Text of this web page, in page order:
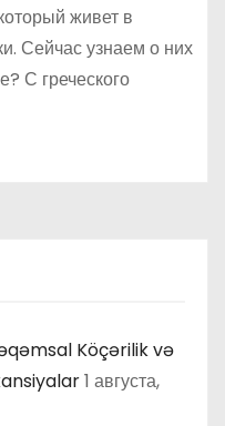
живет в
Сейчас узнаем о них
С греческого
Köçərilik və
1 августа,